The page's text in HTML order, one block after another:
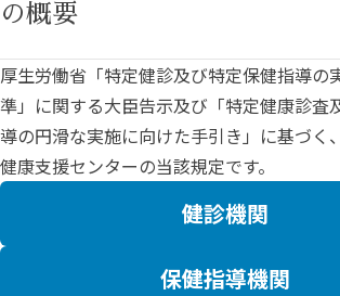
の概要
厚生労働省「特定健診及び特定保健指導の
準」に関する大臣告示及び「特定健康診査
導の円滑な実施に向けた手引き」に基づく
健康支援センターの当該規定です。
健診機関
保健指導機関